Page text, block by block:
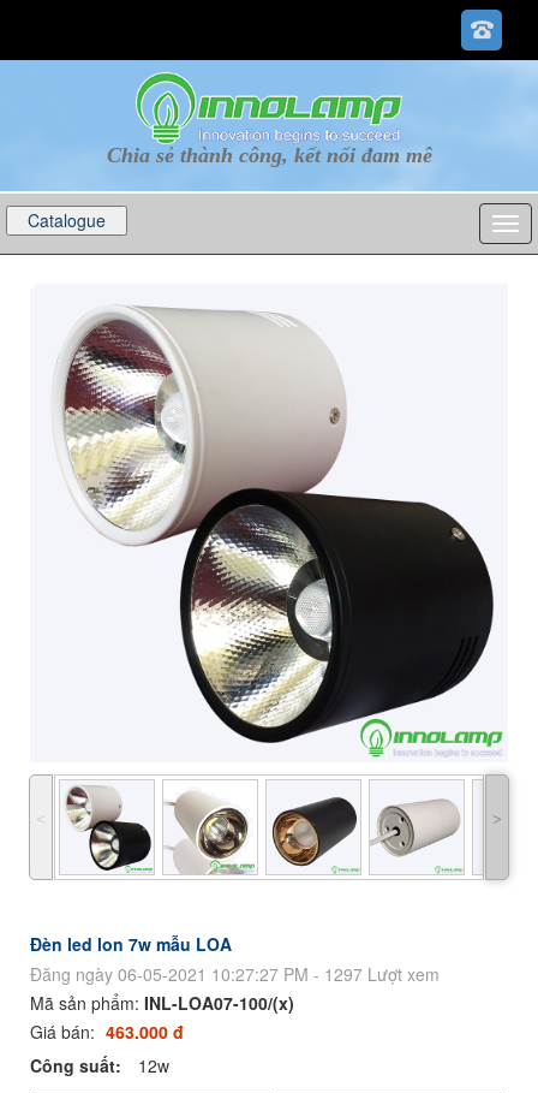
Chia sẻ thành công, kết nối đam mê
Catalogue p
˂ ˃
Đèn led lon 7w mẫu LOA
Đăng ngày 06-05-2021 10:27:27 PM - 1297 Lượt xem
Mã sản phẩm: INL-LOA07-100/(x)
Giá bán: 463.000 đ
Công suất:
12w